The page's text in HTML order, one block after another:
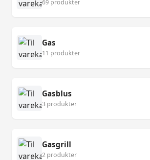
69 produkter
Gas
11 produkter
Gasblus
3 produkter
Gasgrill
2 produkter